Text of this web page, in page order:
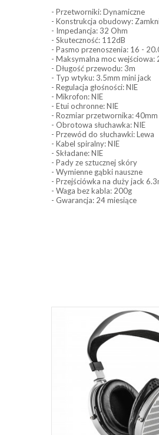
- Przetworniki: Dynamiczne
- Konstrukcja obudowy:
- Impedancja: 32 Ohm
- Skuteczność: 112dB
- Pasmo przenoszenia: 16 -
- Maksymalna moc
- Długość przewodu: 3m
- Typ wtyku: 3.5mm mini jack
- Regulacja głośności: NIE
- Mikrofon: NIE
- Etui ochronne: NIE
- Rozmiar przetwornika:
- Obrotowa słuchawka: NIE
- Przewód do słuchawki: Lewa
- Kabel spiralny: NIE
- Składane: NIE
- Pady ze sztucznej skóry
- Wymienne gąbki nauszne
- Przejściówka na duży jack
- Waga bez kabla: 200g
- Gwarancja: 24 miesiące